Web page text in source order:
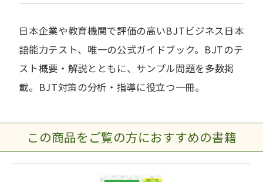
日本企業や教育機関で評価の高いBJTビジネス日本
語能力テスト、唯一の公式ガイドブック。BJTのテ
スト概要・解説とともに、サンプル問題を多数掲
載。BJT対策の分析・指導に役立つ一冊。
この商品をご覧の方におすすめの書籍